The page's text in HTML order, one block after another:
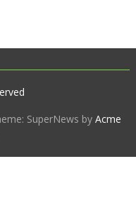
SuperNews byAcme